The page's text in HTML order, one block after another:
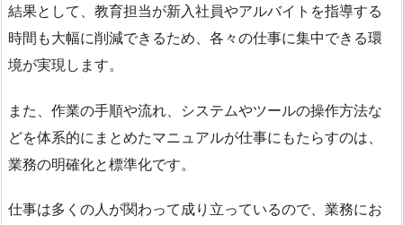
結果として、教育担当が新入社員やアルバイトを指導する
時間も大幅に削減できるため、各々の仕事に集中できる環
境が実現します。
また、作業の手順や流れ、システムやツールの操作方法な
どを体系的にまとめたマニュアルが仕事にもたらすのは、
業務の明確化と標準化です。
仕事は多くの人が関わって成り立っているので、業務にお